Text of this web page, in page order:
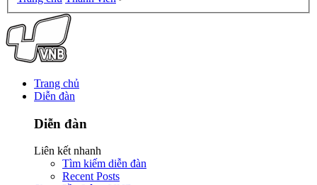
Trang chủ
Diễn đàn
Diễn đàn
Liên kết nhanh
Tìm kiếm diễn đàn
Recent Posts